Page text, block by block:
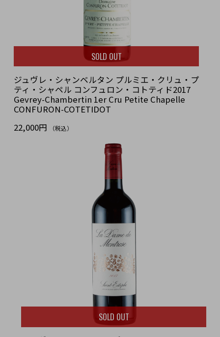
SOLD OUT
ジュヴレ・シャンベルタン プルミエ・クリュ・プ
ティ・シャペル コンフュロン・コトティド2017
Gevrey-Chambertin 1er Cru Petite Chapelle
CONFURON-COTETIDOT
22,000円
（税込）
SOLD OUT